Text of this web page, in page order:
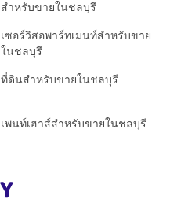
สำหรับขายในชลบุรี
เซอร์วิสอพาร์ทเมนท์สำหรับขาย
ในชลบุรี
ที่ดินสำหรับขายในชลบุรี
เพนท์เฮาส์สำหรับขายในชลบุรี